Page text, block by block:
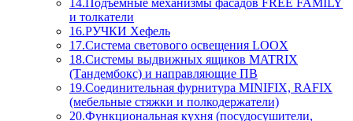
14.Подъемные механизмы фасадов FREE FAMILY
и толкатели
16.РУЧКИ Хефель
17.Система светового освещения LOOX
18.Системы выдвижных ящиков MATRIX
(Тандембокс) и направляющие ПВ
19.Соединительная фурнитура MINIFIX, RAFIX
(мебельные стяжки и полкодержатели)
20.Функциональная кухня (посудосушители,